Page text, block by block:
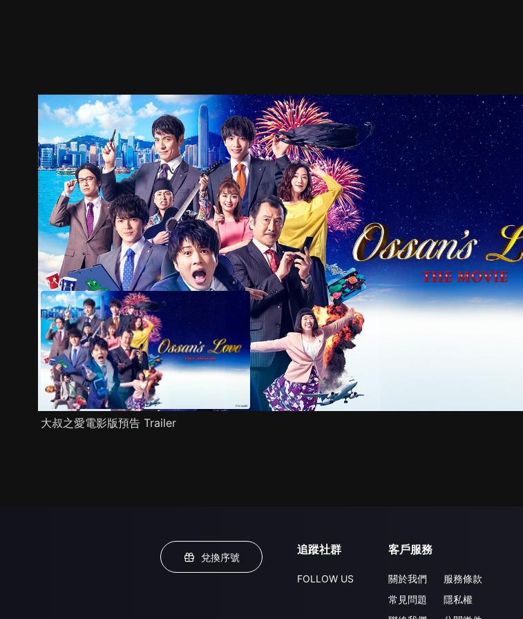
預告 劇照 推薦影片 劇情介紹
大叔之愛電影版預告 Trailer
兌換序號
追蹤社群
FOLLOW US
客戶服務
關於我們
常見問題
服務條款
隱私權